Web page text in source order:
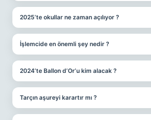
2025’te okullar ne zaman açılıyor ?
İşlemcide en önemli şey nedir ?
2024’te Ballon d’Or’u kim alacak ?
Tarçın aşureyi karartır mı ?